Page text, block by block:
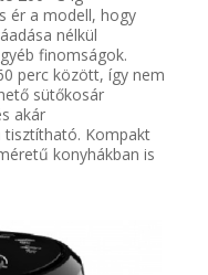
ér a modell, hogy
nélkül
finomságok.
perc között, így nem
sütőkosár
akár
tisztítható. Kompakt
konyhákban is